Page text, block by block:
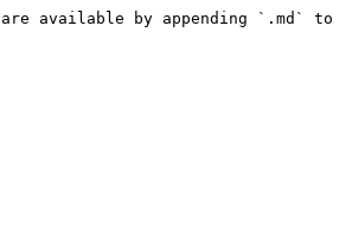
available by appending `.md` to